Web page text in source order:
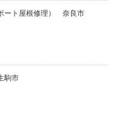
ート屋根修理） 奈良市
駒市